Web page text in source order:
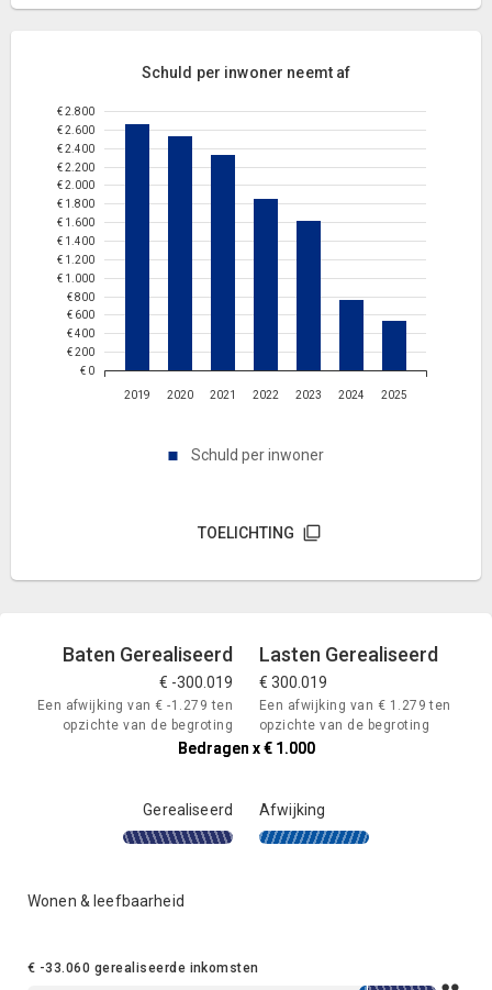
Schuld per inwoner neemt af
€ 0
€ 200
€ 400
€ 600
€ 800
€ 1.000
€ 1.200
€ 1.400
€ 1.600
€ 1.800
€ 2.000
€ 2.200
€ 2.400
€ 2.600
€ 2.800
2019 2020 2021 2022 2023 2024 2025
Schuld per inwoner
TOELICHTING
Baten Gerealiseerd
Bedragen x € 1.000
€ -300.019
Een afwijking van € -1.279 ten
opzichte van de begroting
Lasten Gerealiseerd
Bedragen x € 1.000
€ 300.019
Een afwijking van € 1.279 ten
opzichte van de begroting
Bedragen x € 1.000
Gerealiseerd Afwijking
Wonen & leefbaarheid
€ -33.060 gerealiseerde inkomsten